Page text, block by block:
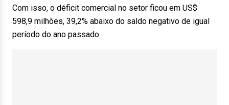
Com isso, o déficit comercial no setor ficou em US$
598,9 milhões, 39,2% abaixo do saldo negativo de igual
período do ano passado.